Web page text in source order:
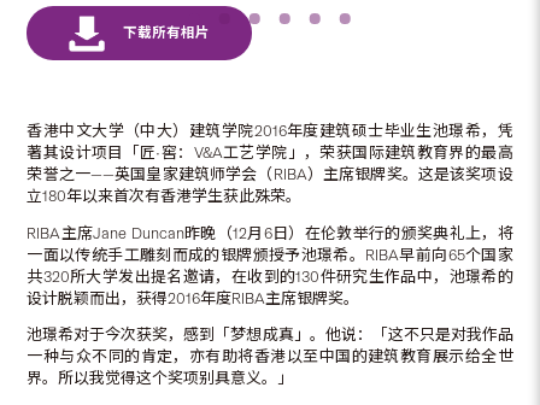
香港中文大学（中大）建筑学院2016年度建筑硕士毕业生池璟希，凭
著其设计项目「匠•窖：V&A工艺学院」，荣获国际建筑教育界的最高
荣誉之一——英国皇家建筑师学会（RIBA）主席银牌奖。这是该奖项设
立180年以来首次有香港学生获此殊荣。
RIBA主席Jane Duncan昨晚（12月6日）在伦敦举行的颁奖典礼上，将
一面以传统手工雕刻而成的银牌颁授予池璟希。RIBA早前向65个国家
共320所大学发出提名邀请，在收到的130件研究生作品中，池璟希的
设计脱颖而出，获得2016年度RIBA主席银牌奖。
池璟希对于今次获奖，感到「梦想成真」。他说：「这不只是对我作品
一种与众不同的肯定，亦有助将香港以至中国的建筑教育展示给全世
界。所以我觉得这个奖项别具意义。」